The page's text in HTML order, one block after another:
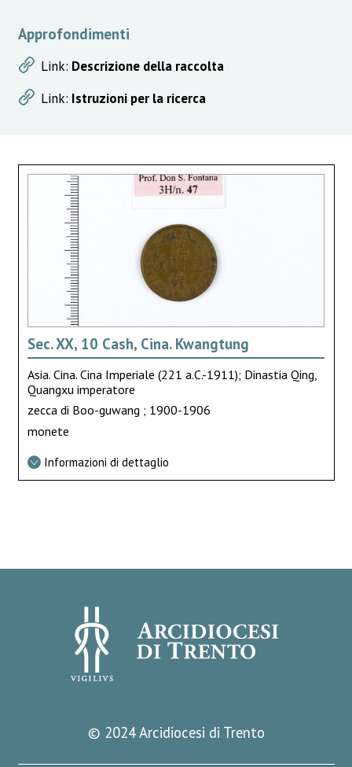
Approfondimenti
Link: Descrizione della raccolta
Link: Istruzioni per la ricerca
Sec. XX, 10 Cash, Cina. Kwangtung
Asia. Cina. Cina Imperiale (221 a.C.-1911); Dinastia Qing,
Quangxu imperatore
zecca di Boo-guwang ; 1900-1906
monete
Informazioni di dettaglio
© 2024 Arcidiocesi di Trento